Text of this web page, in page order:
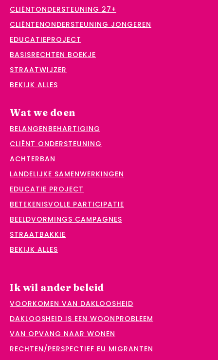
CLIËNTONDERSTEUNING 27+
CLIËNTENONDERSTEUNING JONGEREN
EDUCATIEPROJECT
BASISRECHTEN BOEKJE
STRAATWIJZER
BEKIJK ALLES
Wat we doen
BELANGENBEHARTIGING
CLIËNT ONDERSTEUNING
ACHTERBAN
LANDELIJKE SAMENWERKINGEN
EDUCATIE PROJECT
BETEKENISVOLLE PARTICIPATIE
BEELDVORMINGS CAMPAGNES
STRAATBAKKIE
BEKIJK ALLES
Ik wil ander beleid
VOORKOMEN VAN DAKLOOSHEID
DAKLOOSHEID IS EEN WOONPROBLEEM
VAN OPVANG NAAR WONEN
RECHTEN/PERSPECTIEF EU MIGRANTEN